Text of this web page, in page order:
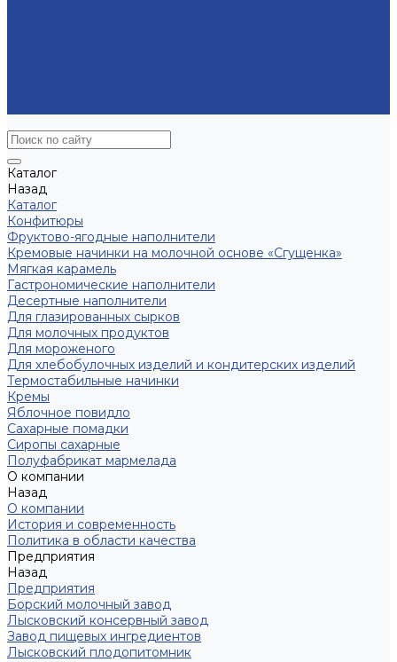
Каталог
Назад
Каталог
Конфитюры
Фруктово-ягодные наполнители
Кремовые начинки на молочной основе «Сгущенка»
Мягкая карамель
Гастрономические наполнители
Десертные наполнители
Для глазированных сырков
Для молочных продуктов
Для мороженого
Для хлебобулочных изделий и кондитерских изделий
Термостабильные начинки
Кремы
Яблочное повидло
Сахарные помадки
Сиропы сахарные
Полуфабрикат мармелада
О компании
Назад
О компании
История и современность
Политика в области качества
Предприятия
Назад
Предприятия
Борский молочный завод
Лысковский консервный завод
Завод пищевых ингредиентов
Лысковский плодопитомник